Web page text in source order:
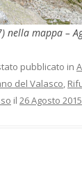
nella mappa –
pubblicato in
del Valasco,
il 26 Agosto 2015